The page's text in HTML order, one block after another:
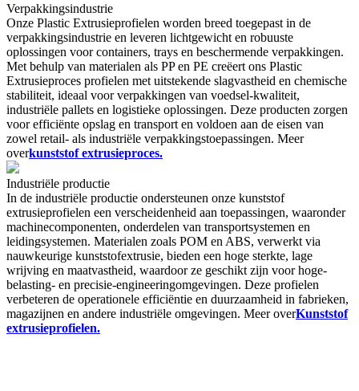
Verpakkingsindustrie
Onze Plastic Extrusieprofielen worden breed toegepast in de
verpakkingsindustrie en leveren lichtgewicht en robuuste
oplossingen voor containers, trays en beschermende verpakkingen.
Met behulp van materialen als PP en PE creëert ons Plastic
Extrusieproces profielen met uitstekende slagvastheid en chemische
stabiliteit, ideaal voor verpakkingen van voedsel-kwaliteit,
industriële pallets en logistieke oplossingen. Deze producten zorgen
voor efficiënte opslag en transport en voldoen aan de eisen van
zowel retail- als industriële verpakkingstoepassingen. Meer
overkunststof extrusieproces.
Industriële productie
In de industriële productie ondersteunen onze kunststof
extrusieprofielen een verscheidenheid aan toepassingen, waaronder
machinecomponenten, onderdelen van transportsystemen en
leidingsystemen. Materialen zoals POM en ABS, verwerkt via
nauwkeurige kunststofextrusie, bieden een hoge sterkte, lage
wrijving en maatvastheid, waardoor ze geschikt zijn voor hoge-
belasting- en precisie-engineeringomgevingen. Deze profielen
verbeteren de operationele efficiëntie en duurzaamheid in fabrieken,
magazijnen en andere industriële omgevingen. Meer overKunststof
extrusieprofielen​.